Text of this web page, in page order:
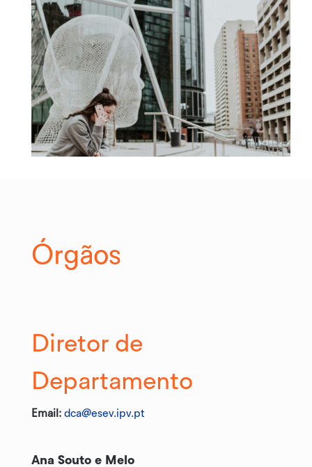
Órgãos
Diretor de
Departamento
Email: dca@esev.ipv.pt
Ana Souto e Melo